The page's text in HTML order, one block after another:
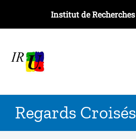
contenu
Institut de Recherches
Les recherches
Regards Croisés